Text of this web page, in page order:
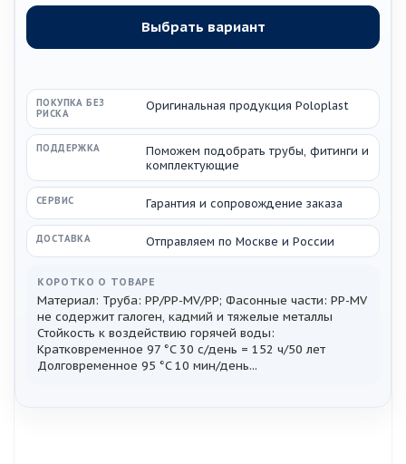
ПОКУПКА БЕЗ
РИСКА
Оригинальная продукция Poloplast
ПОДДЕРЖКА
Поможем подобрать трубы, фитинги и
комплектующие
СЕРВИС Гарантия и сопровождение заказа
ДОСТАВКА Отправляем по Москве и России
КОРОТКО О ТОВАРЕ
Материал: Труба: PP/PP-MV/PP; Фасонные части: PP-MV
не содержит галоген, кадмий и тяжелые металлы
Стойкость к воздействию горячей воды:
Кратковременное 97 °C 30 с/день = 152 ч/50 лет
Долговременное 95 °C 10 мин/день...